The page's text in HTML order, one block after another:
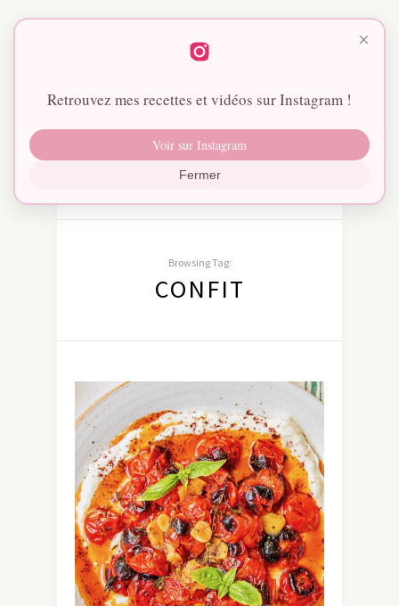
Browsing Tag:
CONFIT
×
Retrouvez mes recettes et vidéos sur Instagram !
Voir sur Instagram
Fermer